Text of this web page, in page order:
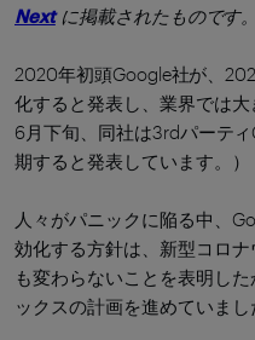
Nextに掲載されたものです。
2020年初頭Google社が、
化すると発表し、業界では
6月下旬、同社は3rdパーテ
期すると発表しています。）
人々がパニックに陥る中、
効化する方針は、新型コロ
も変わらないことを表明し
ックスの計画を進めていまし